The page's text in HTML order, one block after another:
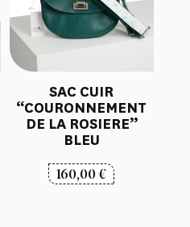
SAC CUIR
“COURONNEMENT
DE LA ROSIERE”
BLEU
160,00€